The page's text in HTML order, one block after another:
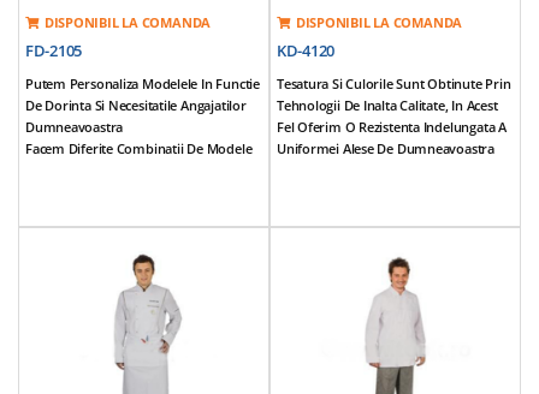
DISPONIBIL LA COMANDA
FD-2105
Putem Personaliza Modelele In Functie
De Dorinta Si Necesitatile Angajatilor
Dumneavoastra
Facem Diferite Combinatii De Modele
Tesatura Si Culorile Sunt Obtinute Prin
Tehnologii De Inalta Calitate, In Acest
Fel Oferim O Rezistenta Indelungata A
Uniformei Alese De Dumneavoastra
Se Poate Realiza Orice Combinatie De
Culori Si Desene Pe Materialele Din
DISPONIBIL LA COMANDA
KD-4120
Tesatura Si Culorile Sunt Obtinute Prin
Tehnologii De Inalta Calitate, In Acest
Fel Oferim O Rezistenta Indelungata A
Uniformei Alese De Dumneavoastra
*polyester 50%,cotton 50%,170 Gr,
*polyester 65%,cotton 35%,150 Gr, De
*polyester 67%, Vasoza 33%,208 Gr,